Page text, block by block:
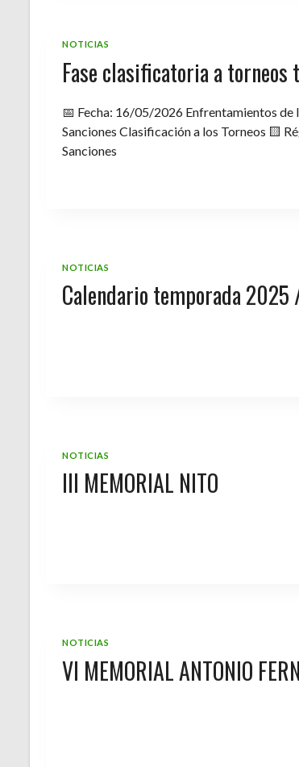
NOTICIAS
Fase clasificatoria a
📅 Fecha: 16/05/2026 Enfrentamientos
Sanciones Clasificación a los Torneos 🟨
Sanciones
NOTICIAS
Calendario temporada
NOTICIAS
III MEMORIAL NITO
NOTICIAS
VI MEMORIAL ANTONIO